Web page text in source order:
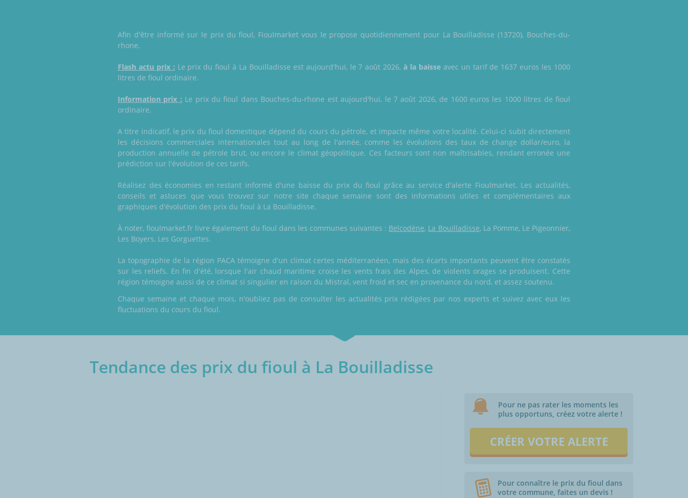
Afin d'être informé sur le prix du fioul, Fioulmarket vous le propose quotidiennement pour La Bouilladisse (13720), Bouches-du-
rhone.
Flash actu prix : Le prix du fioul à La Bouilladisse est aujourd'hui, le 7 août 2026,à la baisseavec un tarif de 1637 euros les 1000
litres de fioul ordinaire.
Information prix : Le prix du fioul dans Bouches-du-rhone est aujourd'hui, le 7 août 2026, de 1600 euros les 1000 litres de fioul
ordinaire.
A titre indicatif, le prix du fioul domestique dépend du cours du pétrole, et impacte même votre localité. Celui-ci subit directement
les décisions commerciales internationales tout au long de l'année, comme les évolutions des taux de change dollar/euro, la
production annuelle de pétrole brut, ou encore le climat géopolitique. Ces facteurs sont non maîtrisables, rendant erronée une
prédiction sur l'évolution de ces tarifs.
Réalisez des économies en restant informé d'une baisse du prix du fioul grâce au service d'alerte Fioulmarket. Les actualités,
conseils et astuces que vous trouvez sur notre site chaque semaine sont des informations utiles et complémentaires aux
graphiques d'évolution des prix du fioul à La Bouilladisse.
À noter, fioulmarket.fr livre également du fioul dans les communes suivantes : Belcodène, La Bouilladisse, La Pomme, Le Pigeonnier,
Les Boyers, Les Gorguettes.
La topographie de la région PACA témoigne d'un climat certes méditerranéen, mais des écarts importants peuvent être constatés
sur les reliefs. En fin d'été, lorsque l'air chaud maritime croise les vents frais des Alpes, de violents orages se produisent. Cette
région témoigne aussi de ce climat si singulier en raison du Mistral, vent froid et sec en provenance du nord, et assez soutenu.
Chaque semaine et chaque mois, n'oubliez pas de consulter les actualités prix rédigées par nos experts et suivez avec eux les
fluctuations du cours du fioul.
Tendance des prix du fioul à La Bouilladisse
Pour ne pas rater les moments les
plus opportuns, créez votre alerte !
CRÉER VOTRE ALERTE
Pour connaître le prix du fioul dans
votre commune, faites un devis !